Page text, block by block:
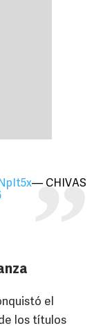
— CHIVAS
el
los títulos